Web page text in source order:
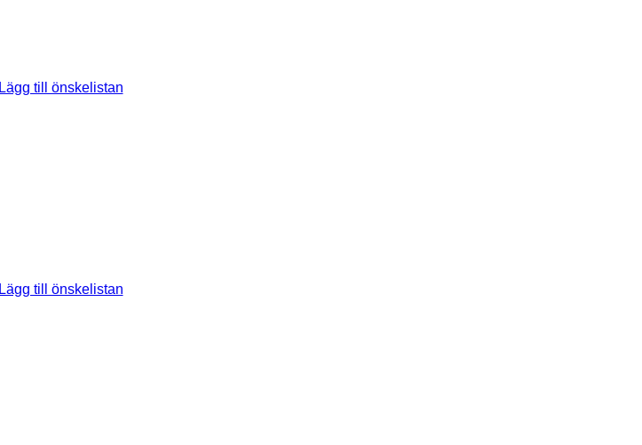
Lägg till önskelistan
Lägg till önskelistan